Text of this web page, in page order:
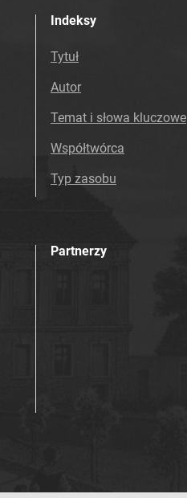
Indeksy
Tytuł
Autor
Temat i słowa kluczowe
Współtwórca
Typ zasobu
Partnerzy